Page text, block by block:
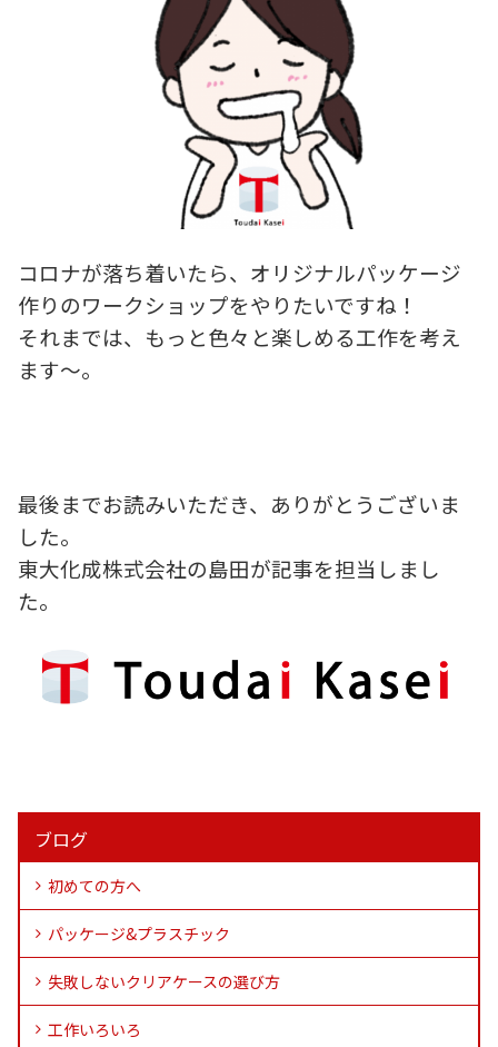
コロナが落ち着いたら、オリジナルパッケージ
作りのワークショップをやりたいですね！
それまでは、もっと色々と楽しめる工作を考え
ます～。
最後までお読みいただき、ありがとうございま
した。
東大化成株式会社の島田が記事を担当しまし
た。
ブログ
初めての方へ
パッケージ&プラスチック
失敗しないクリアケースの選び方
工作いろいろ